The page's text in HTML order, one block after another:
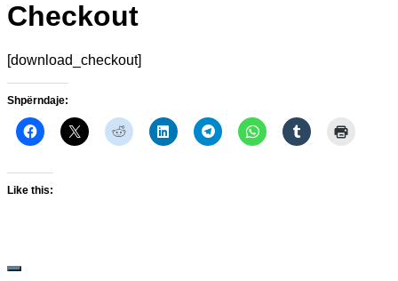
Checkout
[download_checkout]
Shpërndaje:
Like this: